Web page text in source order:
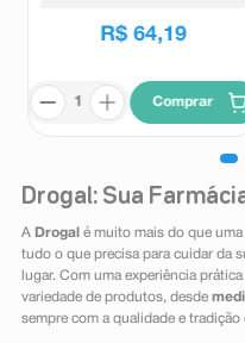
R$ 64,19
Comprar
Drogal: Sua
A Drogal é muito mais do que
tudo o que precisa para cuidar da
lugar. Com uma experiência
variedade de produtos, desde
sempre com a qualidade e